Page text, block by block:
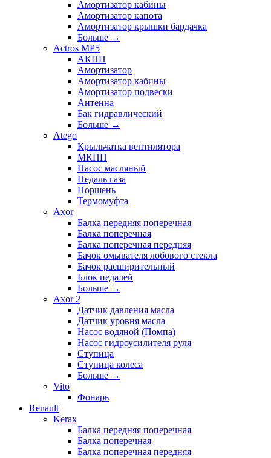
Амортизатор кабины
Амортизатор капота
Амортизатор крышки бардачка
Больше →
Actros MP5
АКПП
Амортизатор
Амортизатор кабины
Амортизатор подвески
Антенна
Бак гидравлический
Больше →
Atego
Крыльчатка вентилятора
МКПП
Насос масляный
Педаль газа
Поршень
Термомуфта
Axor
Балка передняя поперечная
Балка поперечная
Балка поперечная передняя
Бачок омывателя лобового стекла
Бачок расширительный
Блок педалей
Больше →
Axor 2
Датчик давления масла
Датчик уровня масла
Насос водяной (Помпа)
Насос гидроусилителя руля
Ступица
Ступица колеса
Больше →
Vito
Фонарь
Renault
Kerax
Балка передняя поперечная
Балка поперечная
Балка поперечная передняя